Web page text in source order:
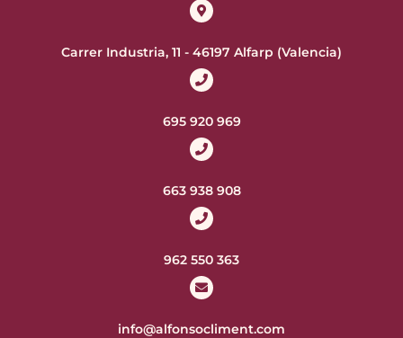
Carrer Industria, 11 - 46197 Alfarp (Valencia)
695 920 969
663 938 908
962 550 363
info@alfonsocliment.com